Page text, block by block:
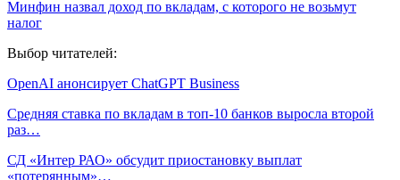
Минфин назвал доход по вкладам, с которого не возьмут
налог
Выбор читателей:
OpenAI анонсирует ChatGPT Business
Средняя ставка по вкладам в топ-10 банков выросла второй
раз…
СД «Интер РАО» обсудит приостановку выплат
«потерянным»…